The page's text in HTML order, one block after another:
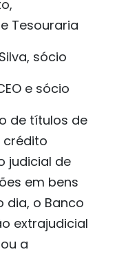
Tesouraria
sócio
e sócio
de títulos de
crédito
judicial de
em bens
dia, o Banco
extrajudicial
a